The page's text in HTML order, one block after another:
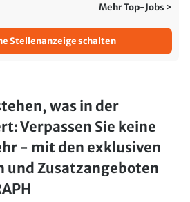
Mehr Top-Jobs >
Stellenanzeige schalten
was in der
Verpassen Sie keine
- mit den exklusiven
und Zusatzangeboten